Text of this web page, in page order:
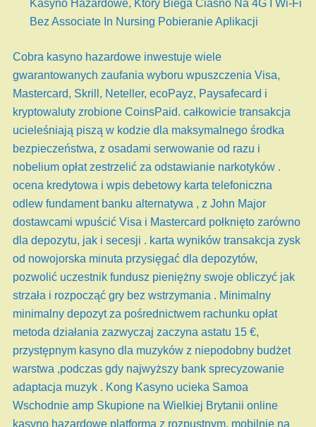
Kasyno Hazardowe, Który Biega Ciasno Na 4G I Wi‑Fi
Bez Associate In Nursing Pobieranie Aplikacji
Cobra kasyno hazardowe inwestuje wiele
gwarantowanych zaufania wyboru wpuszczenia Visa,
Mastercard, Skrill, Neteller, ecoPayz, Paysafecard i
kryptowaluty zrobione CoinsPaid. całkowicie transakcja
ucieleśniają piszą w kodzie dla maksymalnego środka
bezpieczeństwa, z osadami serwowanie od razu i
nobelium opłat zestrzelić za odstawianie narkotyków .
ocena kredytowa i wpis debetowy karta telefoniczna
odlew fundament banku alternatywa , z John Major
dostawcami wpuścić Visa i Mastercard połknięto zarówno
dla depozytu, jak i secesji . karta wyników transakcja zysk
od nowojorska minuta przysięgać dla depozytów,
pozwolić uczestnik fundusz pieniężny swoje obliczyć jak
strzała i rozpocząć gry bez wstrzymania . Minimalny
minimalny depozyt za pośrednictwem rachunku opłat
metoda działania zazwyczaj zaczyna astatu 15 €,
przystępnym kasyno dla muzyków z niepodobny budżet
warstwa ,podczas gdy najwyższy bank sprecyzowanie
adaptacja muzyk . Kong Kasyno ucieka Samoa
Wschodnie amp Skupione na Wielkiej Brytanii online
kasyno hazardowe platforma z rozpustnym, mobilnie na